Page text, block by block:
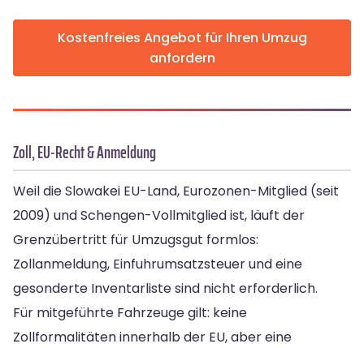
Kostenfreies Angebot für Ihren Umzug
anfordern
Zoll, EU-Recht & Anmeldung
Weil die Slowakei EU-Land, Eurozonen-Mitglied (seit
2009) und Schengen-Vollmitglied ist, läuft der
Grenzübertritt für Umzugsgut formlos:
Zollanmeldung, Einfuhrumsatzsteuer und eine
gesonderte Inventarliste sind nicht erforderlich.
Für mitgeführte Fahrzeuge gilt: keine
Zollformalitäten innerhalb der EU, aber eine